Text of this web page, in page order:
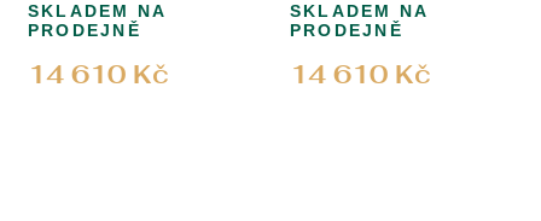
14 610 Kč
SKLADEM NA
PRODEJNĚ
14 610 Kč
SKLADEM NA
PRODEJNĚ